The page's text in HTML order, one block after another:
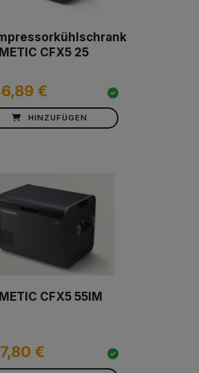
CFX5 25
€
HINZUFÜGEN
CFX5 55IM
€